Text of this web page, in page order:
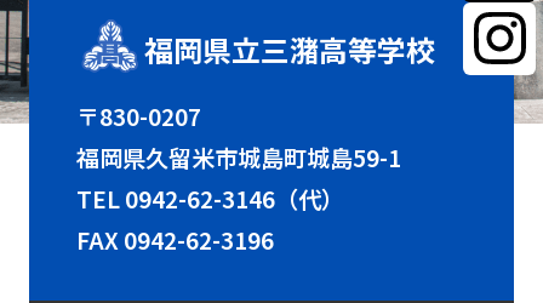
福岡県立三潴高等学校
〒830-0207
福岡県久留米市城島町城島59-1
TEL0942-62-3146（代）
FAX 0942-62-3196